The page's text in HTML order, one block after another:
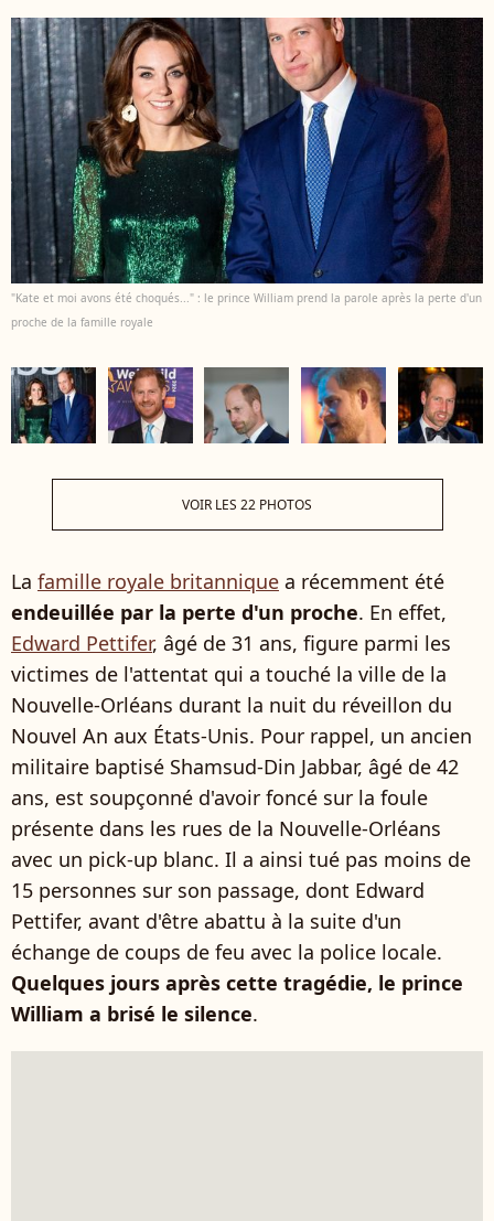
"Kate et moi avons été choqués..." : le prince William prend la parole après la perte d'un
proche de la famille royale
VOIR LES 22 PHOTOS
La famille royale britannique a récemment été
endeuillée par la perte d'un proche. En effet,
Edward Pettifer, âgé de 31 ans, figure parmi les
victimes de l'attentat qui a touché la ville de la
Nouvelle-Orléans durant la nuit du réveillon du
Nouvel An aux États-Unis. Pour rappel, un ancien
militaire baptisé Shamsud-Din Jabbar, âgé de 42
ans, est soupçonné d'avoir foncé sur la foule
présente dans les rues de la Nouvelle-Orléans
avec un pick-up blanc. Il a ainsi tué pas moins de
15 personnes sur son passage, dont Edward
Pettifer, avant d'être abattu à la suite d'un
échange de coups de feu avec la police locale.
Quelques jours après cette tragédie, le prince
William a brisé le silence.